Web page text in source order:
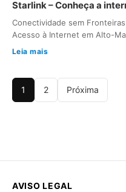
Starlink – Conheça a
Conectividade sem
Acesso à Internet em Alto-
Leia mais
1 2 Próxima
AVISO LEGAL